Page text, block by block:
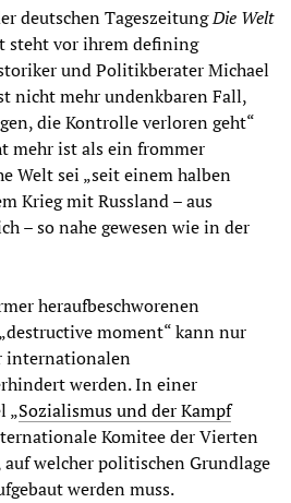
deutschen TageszeitungDie Welt
steht vor ihrem defining
und Politikberater Michael
nicht mehr undenkbaren Fall,
die Kontrolle verloren geht“
mehr ist als ein frommer
Welt sei „seit einem halben
Krieg mit Russland – aus
– so nahe gewesen wie in der
heraufbeschworenen
moment“ kann nur
internationalen
werden. In einer
„Sozialismus und der Kampf
Komitee der Vierten
welcher politischen Grundlage
werden muss.